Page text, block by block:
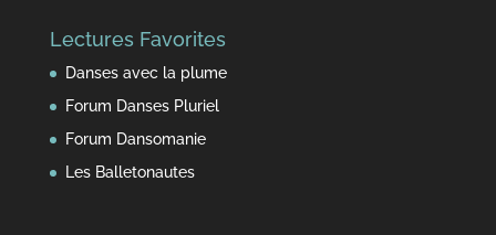
temps
Lectures Favorites
Danses avec la plume
Forum Danses Pluriel
Forum Dansomanie
Les Balletonautes